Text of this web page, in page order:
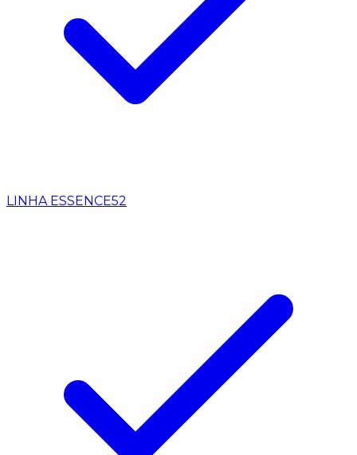
LINHA ESSENCE52